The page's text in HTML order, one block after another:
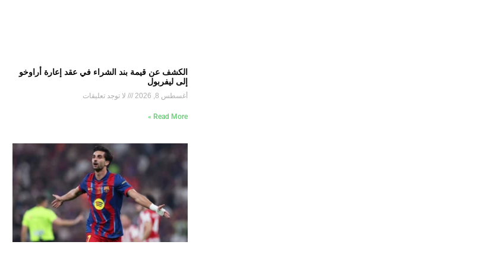
الكشف عن قيمة بند الشراء في عقد إعارة أراوخو
إلى ليفربول
أغسطس 8, 2026 لا توجد تعليقات
Read More »